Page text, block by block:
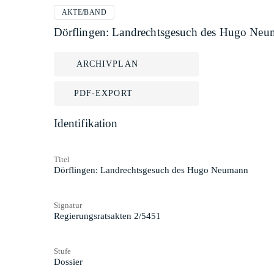
AKTE/BAND
Dörflingen: Landrechtsgesuch des Hugo
ARCHIVPLAN
PDF-EXPORT
Identifikation
Titel
Dörflingen: Landrechtsgesuch des Hugo Neumann
Signatur
Regierungsratsakten 2/5451
Stufe
Dossier